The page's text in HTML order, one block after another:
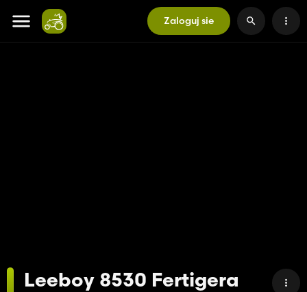
Zaloguj sie
Leeboy 8530 Fertigera